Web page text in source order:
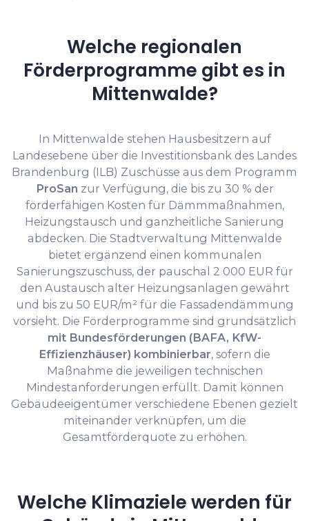
Welche regionalen
Förderprogramme gibt es in
Mittenwalde?
In Mittenwalde stehen Hausbesitzern auf
Landesebene über die Investitionsbank des Landes
Brandenburg (ILB) Zuschüsse aus dem Programm
ProSan zur Verfügung, die bis zu 30 % der
förderfähigen Kosten für Dämmmaßnahmen,
Heizungstausch und ganzheitliche Sanierung
abdecken. Die Stadtverwaltung Mittenwalde
bietet ergänzend einen kommunalen
Sanierungszuschuss, der pauschal 2 000 EUR für
den Austausch alter Heizungsanlagen gewährt
und bis zu 50 EUR/m² für die Fassadendämmung
vorsieht. Die Förderprogramme sind grundsätzlich
mit Bundesförderungen (BAFA, KfW-
Effizienzhäuser) kombinierbar, sofern die
Maßnahme die jeweiligen technischen
Mindestanforderungen erfüllt. Damit können
Gebäudeeigentümer verschiedene Ebenen gezielt
miteinander verknüpfen, um die
Gesamtförderquote zu erhöhen.
Welche Klimaziele werden für